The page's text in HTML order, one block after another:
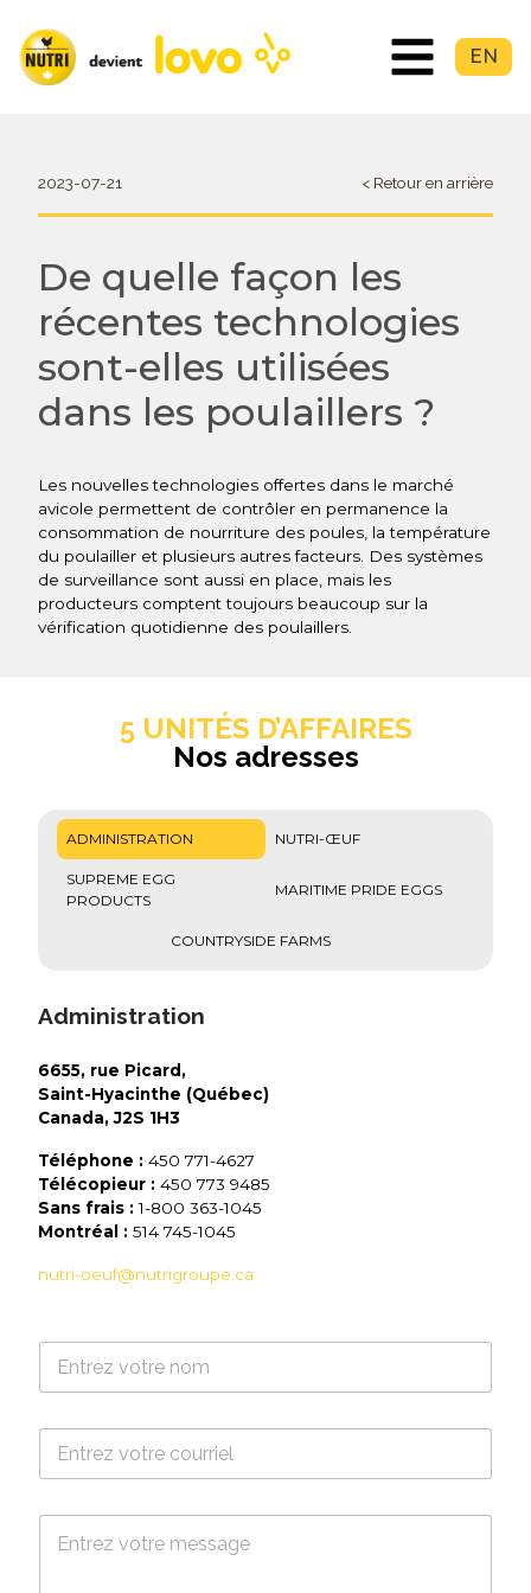
EN
2023-07-21 < Retour en arrière
De quelle façon les
récentes technologies
sont-elles utilisées
dans les poulaillers ?
Les nouvelles technologies offertes dans le marché
avicole permettent de contrôler en permanence la
consommation de nourriture des poules, la température
du poulailler et plusieurs autres facteurs. Des systèmes
de surveillance sont aussi en place, mais les
producteurs comptent toujours beaucoup sur la
vérification quotidienne des poulaillers.
5 UNITÉS D’AFFAIRES
Nos adresses
ADMINISTRATION NUTRI-ŒUF
SUPREME EGG
PRODUCTS
MARITIME PRIDE EGGS
COUNTRYSIDE FARMS
Administration
6655, rue Picard,
Saint-Hyacinthe (Québec)
Canada, J2S 1H3
Téléphone : 450 771-4627
Télécopieur : 450 773 9485
Sans frais :1-800 363-1045
Montréal : 514 745-1045
nutri-oeuf@nutrigroupe.ca
m
u